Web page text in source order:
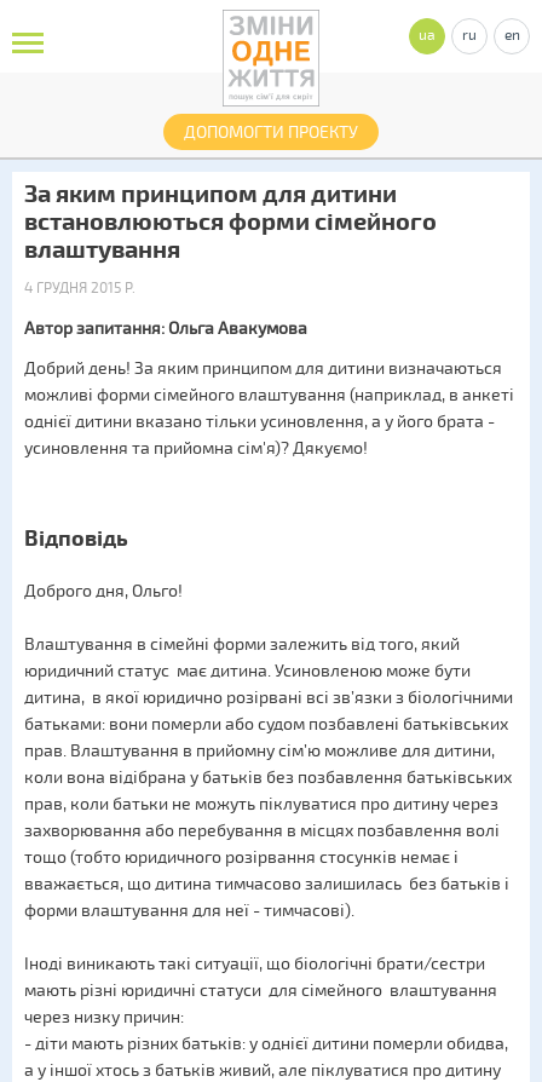
ДОПОМОГТИ ПРОЕКТУ
ua ru en
За яким принципом для дитини
встановлюються форми сімейного
влаштування
4 ГРУДНЯ 2015 Р.
Автор запитання: Ольга Авакумова
Добрий день! За яким принципом для дитини визначаються
можливі форми сімейного влаштування (наприклад, в анкеті
однієї дитини вказано тільки усиновлення, а у його брата -
усиновлення та прийомна сім'я)? Дякуємо!
Відповідь
Доброго дня, Ольго!
Влаштування в сімейні форми залежить від того, який
юридичний статус має дитина. Усиновленою може бути
дитина, в якої юридично розірвані всі зв’язки з біологічними
батьками: вони померли або судом позбавлені батьківських
прав. Влаштування в прийомну сім’ю можливе для дитини,
коли вона відібрана у батьків без позбавлення батьківських
прав, коли батьки не можуть піклуватися про дитину через
захворювання або перебування в місцях позбавлення волі
тощо (тобто юридичного розірвання стосунків немає і
вважається, що дитина тимчасово залишилась без батьків і
форми влаштування для неї - тимчасові).
Іноді виникають такі ситуації, що біологічні брати/сестри
мають різні юридичні статуси для сімейного влаштування
через низку причин:
- діти мають різних батьків: у однієї дитини померли обидва,
а у іншої хтось з батьків живий, але піклуватися про дитину